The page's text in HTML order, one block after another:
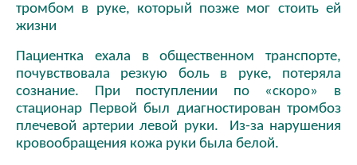
тромбом в руке, который позже мог стоить ей
жизни
Пациентка ехала в общественном транспорте,
почувствовала резкую боль в руке, потеряла
сознание. При поступлении по «скоро» в
стационар Первой был диагностирован тромбоз
плечевой артерии левой руки. Из-за нарушения
кровообращения кожа руки была белой.